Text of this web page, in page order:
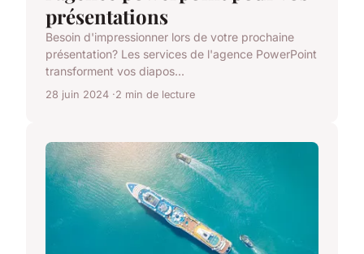
présentations
Besoin d'impressionner lors de votre prochaine
présentation? Les services de l'agence PowerPoint
transforment vos diapos...
28 juin 2024 2 min de lecture